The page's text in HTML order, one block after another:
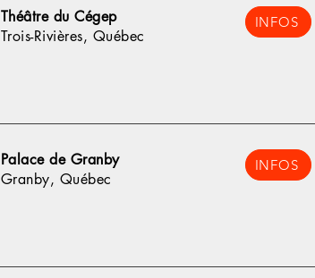
Théâtre du Cégep
Trois-Rivières, Québec
INFOS
Palace de Granby
Granby, Québec
INFOS